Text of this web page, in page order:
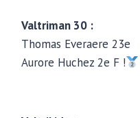
Valtriman 30 :
Thomas Everaere 23e
Aurore Huchez 2e F !